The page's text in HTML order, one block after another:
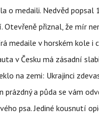
o medaili. Nedvěd
přiznal, že mír
medaile v horském kole
v Česku má zásadní
na zemi: Ukrajinci
prázdný a půda se vám
psa. Jediné kousnutí